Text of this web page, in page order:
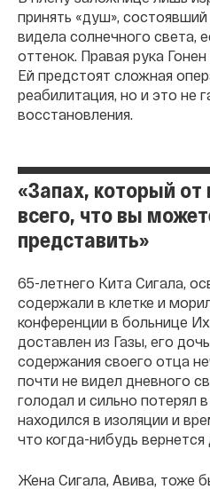
принять «душ»,
видела солнечного света,
оттенок. Правая рука
Ей предстоят сложная
реабилитация, но и это не
восстановления.
«Запах, который от
всего, что вы
представить»
65-летнего Кита Сигала,
содержали в клетке и
конференции в больнице
доставлен из Газы, его
содержания своего отца
почти не видел дневного
голодал и сильно потерял
находился в изоляции и
что когда-нибудь вернется
Жена Сигала, Авива, тоже